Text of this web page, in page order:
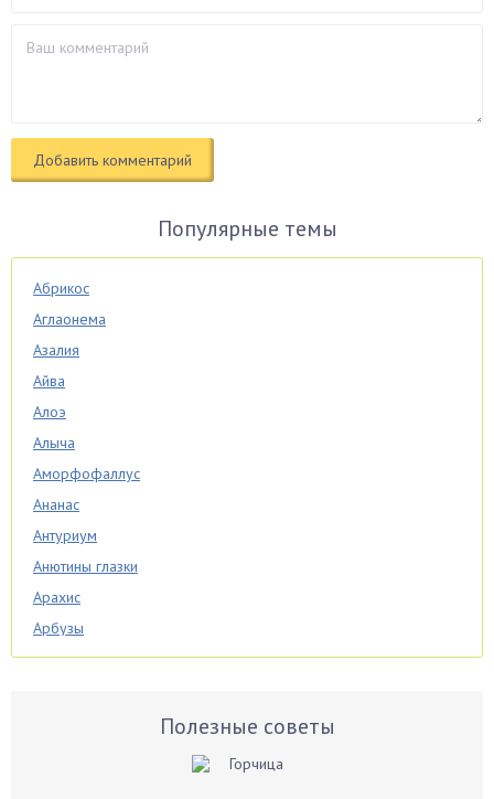
Популярные темы
Абрикос
Аглаонема
Азалия
Айва
Алоэ
Алыча
Аморфофаллус
Ананас
Антуриум
Анютины глазки
Арахис
Арбузы
Аспарагус
Полезные советы